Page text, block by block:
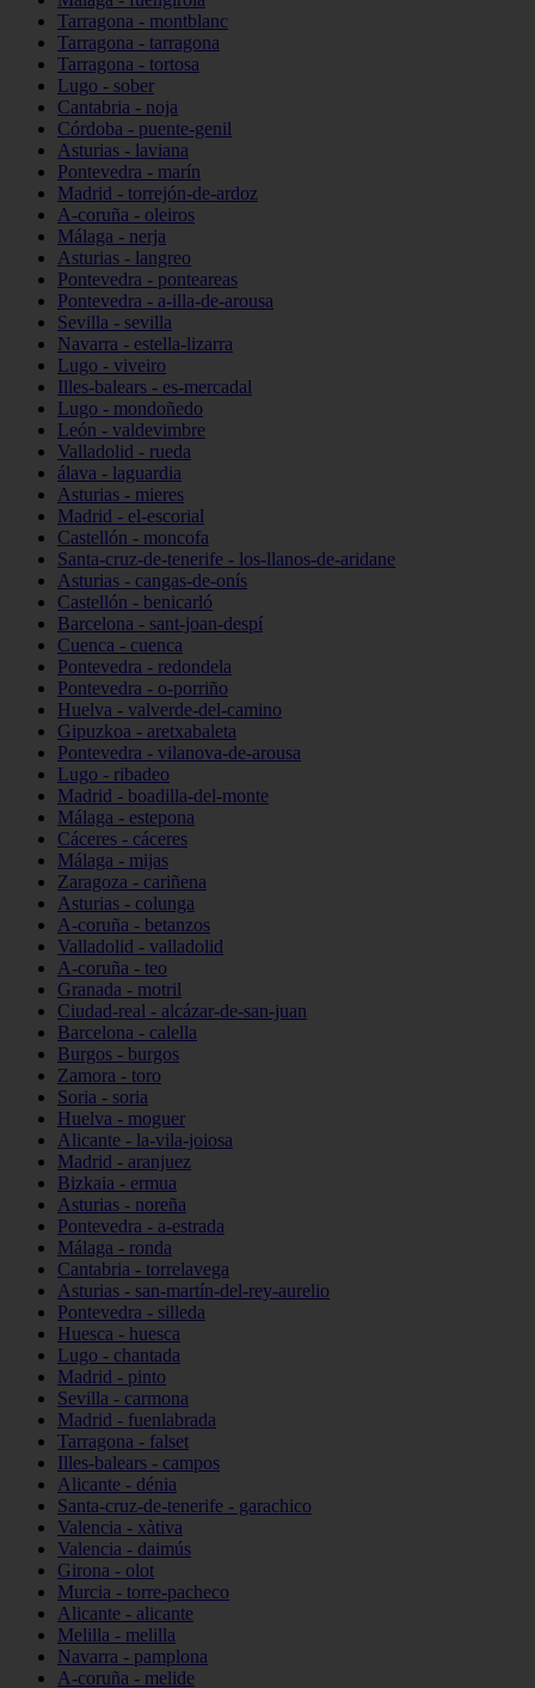
Tarragona - montblanc
Tarragona - tarragona
Tarragona - tortosa
Lugo - sober
Cantabria - noja
Córdoba - puente-genil
Asturias - laviana
Pontevedra - marín
Madrid - torrejón-de-ardoz
A-coruña - oleiros
Málaga - nerja
Asturias - langreo
Pontevedra - ponteareas
Pontevedra - a-illa-de-arousa
Sevilla - sevilla
Navarra - estella-lizarra
Lugo - viveiro
Illes-balears - es-mercadal
Lugo - mondoñedo
León - valdevimbre
Valladolid - rueda
álava - laguardia
Asturias - mieres
Madrid - el-escorial
Castellón - moncofa
Santa-cruz-de-tenerife - los-llanos-de-aridane
Asturias - cangas-de-onís
Castellón - benicarló
Barcelona - sant-joan-despí
Cuenca - cuenca
Pontevedra - redondela
Pontevedra - o-porriño
Huelva - valverde-del-camino
Gipuzkoa - aretxabaleta
Pontevedra - vilanova-de-arousa
Lugo - ribadeo
Madrid - boadilla-del-monte
Málaga - estepona
Cáceres - cáceres
Málaga - mijas
Zaragoza - cariñena
Asturias - colunga
A-coruña - betanzos
Valladolid - valladolid
A-coruña - teo
Granada - motril
Ciudad-real - alcázar-de-san-juan
Barcelona - calella
Burgos - burgos
Zamora - toro
Soria - soria
Huelva - moguer
Alicante - la-vila-joiosa
Madrid - aranjuez
Bizkaia - ermua
Asturias - noreña
Pontevedra - a-estrada
Málaga - ronda
Cantabria - torrelavega
Asturias - san-martín-del-rey-aurelio
Pontevedra - silleda
Huesca - huesca
Lugo - chantada
Madrid - pinto
Sevilla - carmona
Madrid - fuenlabrada
Tarragona - falset
Illes-balears - campos
Alicante - dénia
Santa-cruz-de-tenerife - garachico
Valencia - xàtiva
Valencia - daimús
Girona - olot
Murcia - torre-pacheco
Alicante - alicante
Melilla - melilla
Navarra - pamplona
A-coruña - melide